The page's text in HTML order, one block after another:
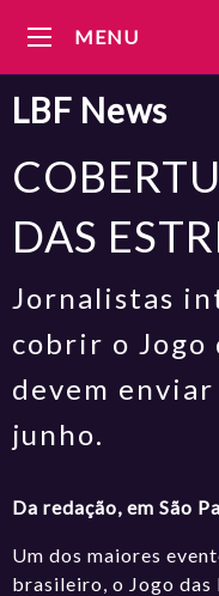
MENU
LBF News
DAS
Jornalistas
cobrir o Jogo
devem
junho.
Da redação, em São
Um dos maiores
brasileiro, o Jogo das